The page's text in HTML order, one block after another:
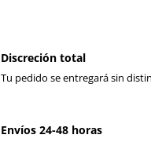
Discreción total
Tu pedido se entregará sin
Envíos 24-48 horas